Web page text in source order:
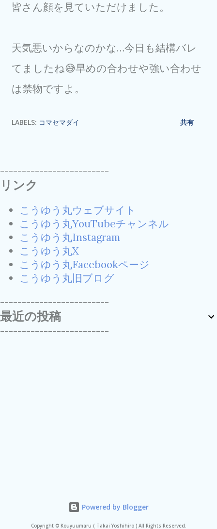
皆さん顔を見ていただけました。
天気悪いからなのかな…今日も結構バレ
てましたね😅早めの合わせや強い合わせ
は禁物ですよ。
LABELS: コマセマダイ 共有
-------------------------
リンク
こうゆう丸ウェブサイト
こうゆう丸YouTubeチャンネル
こうゆう丸Instagram
こうゆう丸X
こうゆう丸Facebookページ
こうゆう丸旧ブログ
-------------------------
最近の投稿
-------------------------
Powered by Blogger
Copyright © Kouyuumaru ( Takai Yoshihiro ) All Rights Reserved.